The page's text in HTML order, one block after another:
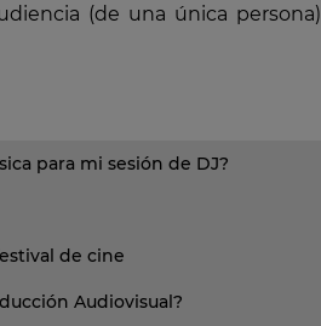
(de una única persona)
para mi sesión de DJ?
de cine
Audiovisual?